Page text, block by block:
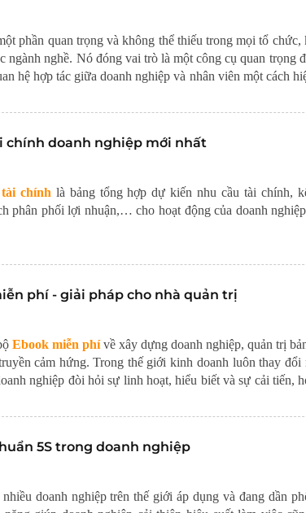
phần quan trọng và không thể thiếu trong mọi tổ chức,
ngành nghề. Nó đóng vai trò là một công cụ quan trọng
hệ hợp tác giữa doanh nghiệp và nhân viên một cách
chính doanh nghiệp mới nhất
chính là bảng tổng hợp dự kiến nhu cầu tài chính,
phân phối lợi nhuận,… cho hoạt động của doanh
phí - giải pháp cho nhà quản trị
Ebook miễn phívề xây dựng doanh nghiệp, quản trị
cảm hứng. Trong thế giới kinh doanh luôn thay đổi
nghiệp đòi hỏi sự linh hoạt, hiểu biết và sự cải tiến,
5S trong doanh nghiệp
doanh nghiệp trên thế giới áp dụng và đang dần